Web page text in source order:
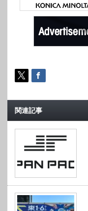
関連記事